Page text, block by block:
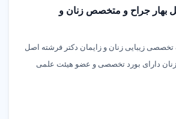
بهار جراح و متخصص زنان و
تخصصی زیبایی زنان و زایمان دکتر فرشته اصل‌
زنان دارای بورد تخصصی و عضو هیئت علمی